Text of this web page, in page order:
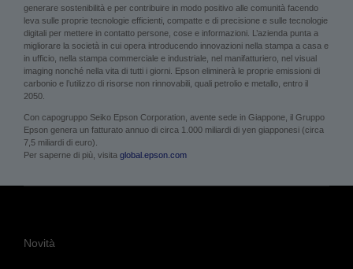
in ufficio, nella stampa commerciale e industriale, nel manifatturiero, nel visual
imaging nonché nella vita di tutti i giorni. Epson eliminerà le proprie emissioni di
carbonio e l’utilizzo di risorse non rinnovabili, quali petrolio e metallo, entro il
2050.
Con capogruppo Seiko Epson Corporation, avente sede in Giappone, il Gruppo
Epson genera un fatturato annuo di circa 1.000 miliardi di yen giapponesi (circa